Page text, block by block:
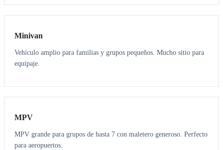
6 5
Minivan
Vehículo amplio para familias y grupos pequeños. Mucho sitio para
equipaje.
7 7
MPV
MPV grande para grupos de hasta 7 con maletero generoso. Perfecto
para aeropuertos.